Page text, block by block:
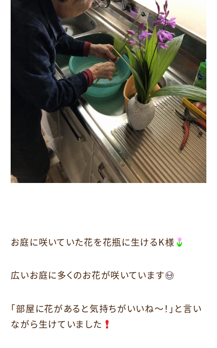
お庭に咲いていた花を花瓶に生けるK様
広いお庭に多くのお花が咲いています
「部屋に花があると気持ちがいいね～！」と言い
ながら生けていました